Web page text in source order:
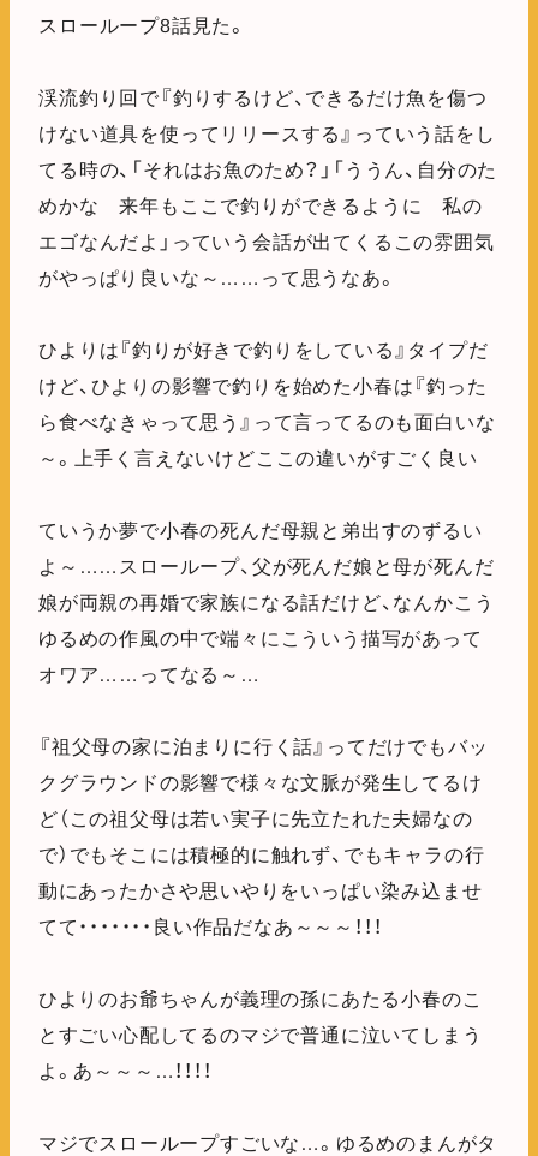
スローループ8話見た。
渓流釣り回で『釣りするけど、できるだけ魚を傷つ
けない道具を使ってリリースする』っていう話をし
てる時の、「それはお魚のため？」「ううん、自分のた
めかな 来年もここで釣りができるように 私の
エゴなんだよ」っていう会話が出てくるこの雰囲気
がやっぱり良いな～……って思うなあ。
ひよりは『釣りが好きで釣りをしている』タイプだ
けど、ひよりの影響で釣りを始めた小春は『釣った
ら食べなきゃって思う』って言ってるのも面白いな
～。上手く言えないけどここの違いがすごく良い
ていうか夢で小春の死んだ母親と弟出すのずるい
よ～……スローループ、父が死んだ娘と母が死んだ
娘が両親の再婚で家族になる話だけど、なんかこう
ゆるめの作風の中で端々にこういう描写があって
オワア……ってなる～…
『祖父母の家に泊まりに行く話』ってだけでもバッ
クグラウンドの影響で様々な文脈が発生してるけ
ど（この祖父母は若い実子に先立たれた夫婦なの
で）でもそこには積極的に触れず、でもキャラの行
動にあったかさや思いやりをいっぱい染み込ませ
てて・・・・・・・良い作品だなあ～～～！！！
ひよりのお爺ちゃんが義理の孫にあたる小春のこ
とすごい心配してるのマジで普通に泣いてしまう
よ。あ～～～…！！！！
マジでスローループすごいな…。ゆるめのまんがタ